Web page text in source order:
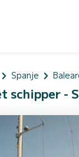
Spanje
schipper -